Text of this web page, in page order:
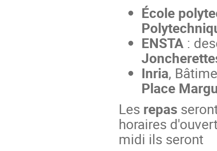
École
ENSTA:
Inria,
Place
Les repas
horaires
midi ils seront